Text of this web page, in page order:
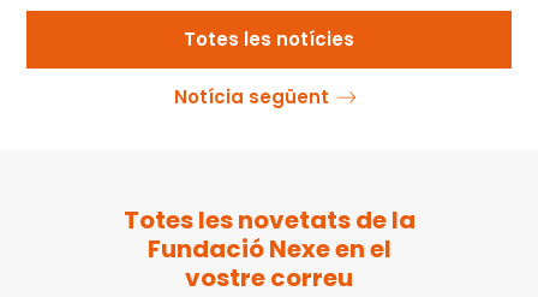
Totes les notícies
Notícia següent
Totes les novetats de la
Fundació Nexe en el
vostre correu